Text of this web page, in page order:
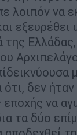
λοιπόν να
της
ότι, δεν
να
τα δύο